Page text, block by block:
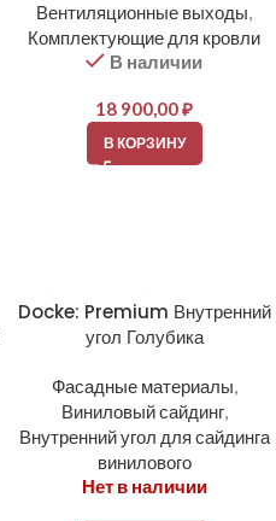
Вентиляционные выходы,
Комплектующие для кровли
В наличии
18 900,00₽
В КОРЗИНУ
Docke: Premium Внутренний
угол Голубика
Фасадные материалы,
Виниловый сайдинг,
Внутренний угол для сайдинга
винилового
Нет в наличии